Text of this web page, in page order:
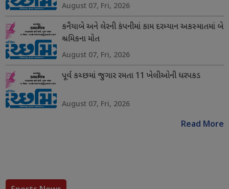
August 07, Fri, 2026
કનૈયાબે અને લેરની કંપનીમાં કામ દરમ્યાન અકસ્માતમાં બે
શ્રમિકના મોત
August 07, Fri, 2026
પૂર્વ કચ્છમાં જુગાર રમતા 11 ખેલીઓની ધરપકડ
August 07, Fri, 2026
Read More